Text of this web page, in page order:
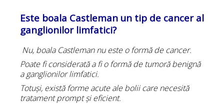
Este boala Castleman un tip de cancer al
ganglionilor limfatici?
Nu, boala Castleman nu este o formă de cancer.
Poate fi considerată a fi o formă de tumoră benignă
a ganglionilor limfatici.
Totuși, există forme acute ale bolii care necesită
tratament prompt și eficient.